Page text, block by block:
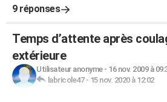
9 réponses
Temps d’attente après
extérieure
Utilisateur anonyme- 16 nov. 2009 à
labricole47- 15 nov. 2020 à 12:02